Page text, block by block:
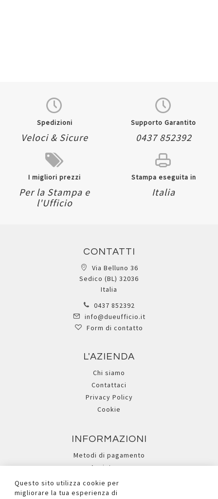
Spedizioni
Veloci & Sicure
Supporto Garantito
0437 852392
I migliori prezzi
Per la Stampa e
l'Ufficio
Stampa eseguita in
Italia
CONTATTI
Via Belluno 36
Sedico (BL) 32036
Italia
0437 852392
info@dueufficio.it
Form di contatto
L'AZIENDA
Chi siamo
Contattaci
Privacy Policy
Cookie
INFORMAZIONI
Metodi di pagamento
Assistenza
Ricerca avanzata
Questo sito utilizza cookie per
migliorare la tua esperienza di